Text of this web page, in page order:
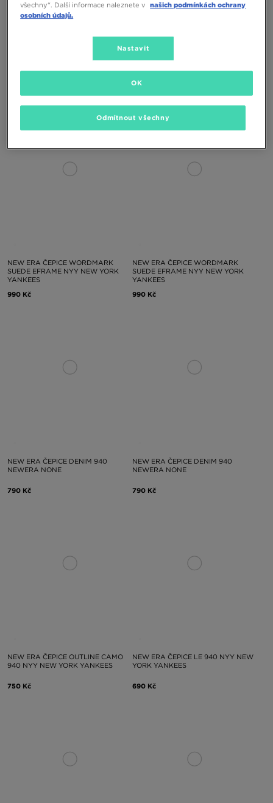
APEX MARINERS SEATTLE
990 Kč
APEX NYY NEW YORK YANKEES
NEW ERA ČEPICE WORDMARK
SUEDE EFRAME NYY NEW YORK
YANKEES
990 Kč
NEW ERA ČEPICE WORDMARK
SUEDE EFRAME NYY NEW YORK
YANKEES
990 Kč
NEW ERA ČEPICE DENIM 940
NEWERA NONE
790 Kč
NEW ERA ČEPICE DENIM 940
NEWERA NONE
790 Kč
NEW ERA ČEPICE OUTLINE CAMO
940 NYY NEW YORK YANKEES
750 Kč
NEW ERA ČEPICE LE 940 NYY NEW
YORK YANKEES
690 Kč
všechny“. Další informace naleznete v našich podmínkách ochrany
osobních údajů.
Nastavit
Odmítnout všechny
OK